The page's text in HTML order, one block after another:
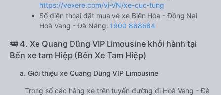
https://vexere.com/vi-VN/xe-cuc-tung
Số điện thoại đặt mua vé xe Biên Hòa - Đồng Nai
Hoà Vang - Đà Nẵng: 1900 888684
🚌 4. Xe Quang Dũng VIP Limousine khởi hành tại
Bến xe tam Hiệp (Bến Xe Tam Hiệp)
a. Giới thiệu xe Quang Dũng VIP Limousine
Trong số các hãng xe trên tuyến đường đi Hoà Vang - Đà